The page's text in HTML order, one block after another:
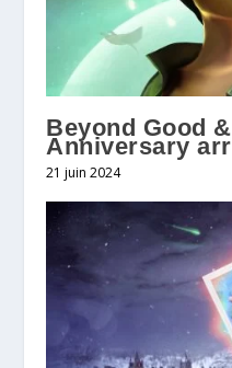
Beyond Good
Anniversary
21 juin 2024